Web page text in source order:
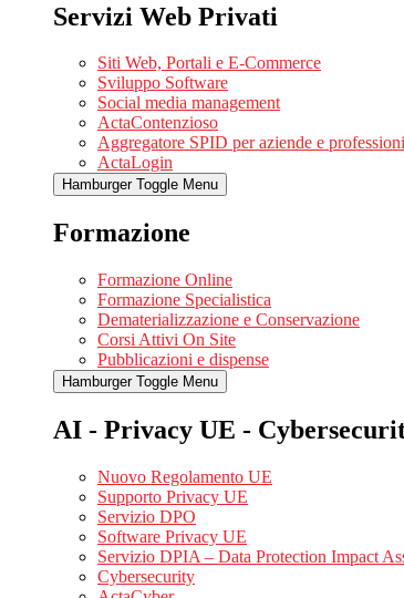
Servizi Web Privati
Siti Web, Portali e E-Commerce
Sviluppo Software
Social media management
ActaContenzioso
Aggregatore SPID per aziende e
ActaLogin
Hamburger Toggle Menu
Formazione
Formazione Online
Formazione Specialistica
Dematerializzazione e Conservazione
Corsi Attivi On Site
Pubblicazioni e dispense
Hamburger Toggle Menu
AI - Privacy UE -
Nuovo Regolamento UE
Supporto Privacy UE
Servizio DPO
Software Privacy UE
Servizio DPIA – Data Protection Impact
Cybersecurity